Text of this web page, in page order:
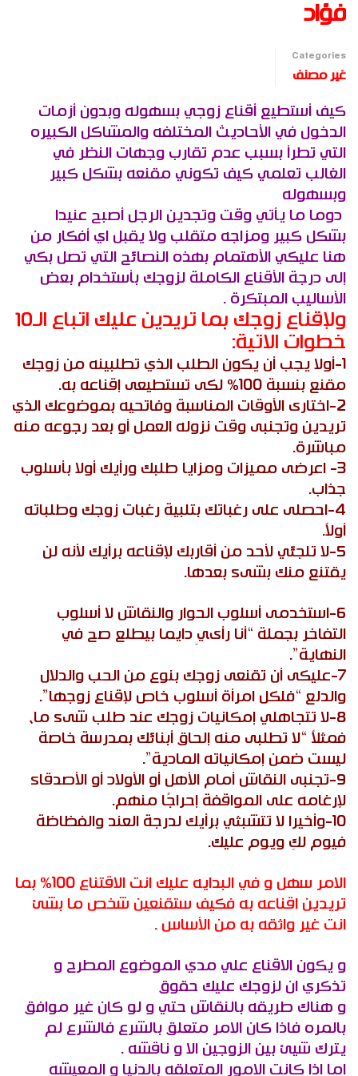
فؤاد
Categories
غير مصنف
كيف أستطيع أقناع زوجي بسهوله وبدون أزمات
الدخول في الأحاديث المختلفه والمشاكل الكبيره
التي تطرأ بسبب عدم تقارب وجهات النظر في
الغالب تعلمي كيف تكوني مقنعه بشكل كبير
وبسهوله
دوما ما يأتي وقت وتجدين الرجل أصبح عنيدا
بشكل كبير ومزاجه متقلب ولا يقبل اي أفكار من
هنا عليكي الأهتمام بهذه النصائح التي تصل بكي
إلى درجة الأقناع الكاملة لزوجك بأستخدام بعض
الأساليب المبتكرة .
ولإقناع زوجك بما تريدين عليك اتباع الـ10
خطوات الاتية:
1-أولا يجب أن يكون الطلب الذي تطلبينه من زوجك
مقنع بنسبة 100% لكى تستطيعى إقناعه به.
2-اختارى الأوقات المناسبة وفاتحيه بموضوعك الذي
تريدين وتجنبى وقت نزوله العمل أو بعد رجوعه منه
مباشرة.
3- اعرضى مميزات ومزايا طلبك ورأيك أولا بأسلوب
جذاب.
4-احصلى على رغباتك بتلبية رغبات زوجك وطلباته
أولاً.
5-لا تلجئي لأحد من أقاربك لإقناعه برأيك لأنه لن
يقتنع منك بشىء بعدها.
6-استخدمى أسلوب الحوار والنقاش لا أسلوب
التفاخر بجملة “أنا رأىيِ دايما بيطلع صح في
النهاية”.
7-عليكى أن تقنعى زوجك بنوع من الحب والدلال
والدلع “فلكل امرأة أسلوب خاص لإقناع زوجها”.
8-لا تتجاهلي إمكانيات زوجك عند طلب شىء ما،
فمثلاً “لا تطلبى منه إلحاق أبنائك بمدرسة خاصة
ليست ضمن إمكانياته المادية”.
9-تجنبى النقاش أمام الأهل أو الأولاد أو الأصدقاء
لإرغامه على المواقفة إحراجًا منهم.
10-وأخيرا لا تتشبثي برأيك لدرجة العند والفظاظة
فيوم لكِ ويوم عليك.
الامر سهل و في البدايه عليك انت الاقتناع 100% بما
تريدين اقناعه به فكيف ستقنعين شخص ما بشئ
انت غير واثقه به من الأساس .
و يكون الاقناع علي مدي الموضوع المطرح و
تذكري ان لزوجك عليك حقوق
و هناك طريقه بالنقاش حتي و لو كان غير موافق
بالمره فاذا كان الامر متعلق بالشرع فالشرع لم
يترك شيئ بين الزوجين الا و ناقشه .
اما اذا كانت الامور المتعلقه بالدنيا و المعيشه